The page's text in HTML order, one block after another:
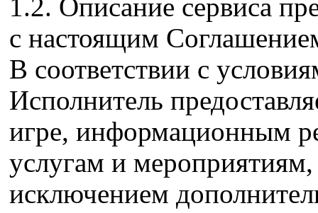
1.2. Описание сервиса
с настоящим
В соответствии с
Исполнитель
игре, информационным
услугам и
исключением